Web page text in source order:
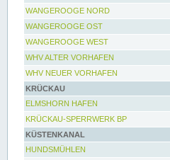
WANGEROOGE NORD
WANGEROOGE OST
WANGEROOGE WEST
WHV ALTER VORHAFEN
WHV NEUER VORHAFEN
KRÜCKAU
ELMSHORN HAFEN
KRÜCKAU-SPERRWERK BP
KÜSTENKANAL
HUNDSMÜHLEN